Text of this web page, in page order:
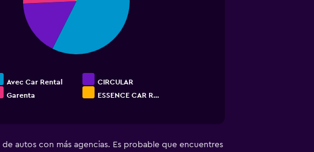
Avec Car Rental
CIRCULAR
Garenta
ESSENCE CAR R…
autos con más agencias. Es probable que encuentres